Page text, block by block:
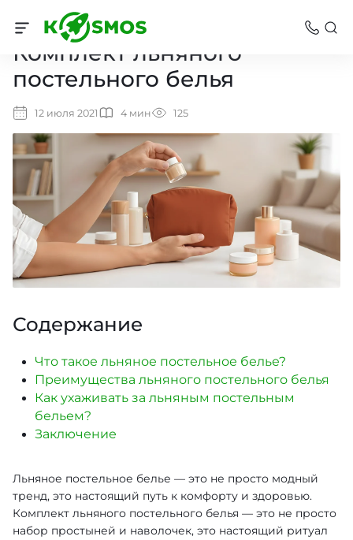
Комплект льняного
постельного белья
12 июля 2021 4 мин 125
Содержание
Что такое льняное постельное белье?
Преимущества льняного постельного белья
Как ухаживать за льняным постельным
бельем?
Заключение
Льняное постельное белье — это не просто модный
тренд, это настоящий путь к комфорту и здоровью.
Комплект льняного постельного белья — это не просто
набор простыней и наволочек, это настоящий ритуал